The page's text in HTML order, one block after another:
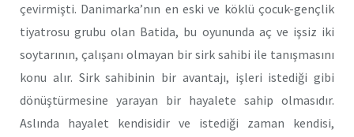
çevirmişti. Danimarka’nın en eski ve köklü çocuk-gençlik
tiyatrosu grubu olan Batida, bu oyununda aç ve işsiz iki
soytarının, çalışanı olmayan bir sirk sahibi ile tanışmasını
konu alır. Sirk sahibinin bir avantajı, işleri istediği gibi
dönüştürmesine yarayan bir hayalete sahip olmasıdır.
Aslında hayalet kendisidir ve istediği zaman kendisi,